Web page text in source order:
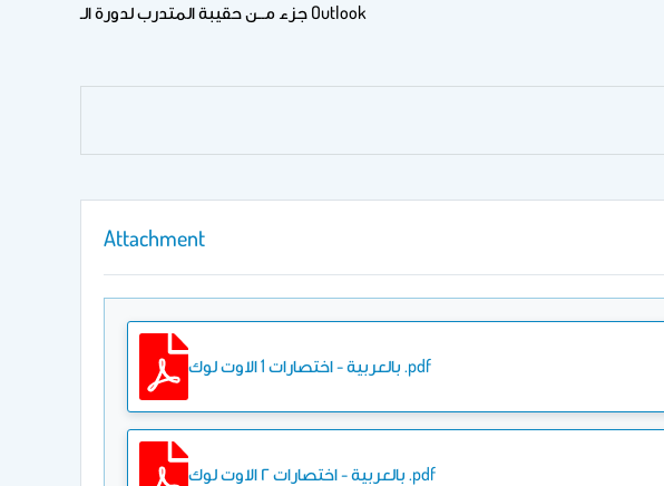
جزء مــن حقيبة المتدرب لدورة الـ Outlook
Attachment
بالعربية - اختصارات 1 الاوت لوك .pdf
بالعربية - اختصارات ٢ الاوت لوك .pdf